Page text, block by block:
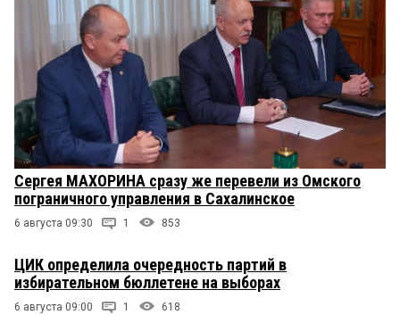
Сергея МАХОРИНА сразу же перевели из Омского
пограничного управления в Сахалинское
6 августа 09:30 1 853
ЦИК определила очередность партий в
избирательном бюллетене на выборах
6 августа 09:00 1 618